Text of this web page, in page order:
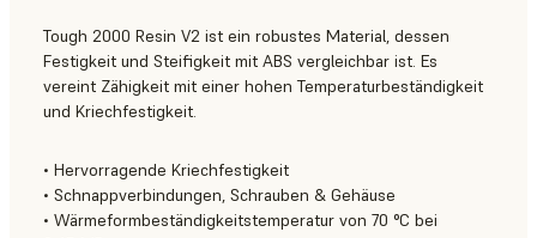
Tough 2000 Resin V2 ist ein robustes Material, dessen
Festigkeit und Steifigkeit mit ABS vergleichbar ist. Es
vereint Zähigkeit mit einer hohen Temperaturbeständigkeit
und Kriechfestigkeit.
• Hervorragende Kriechfestigkeit
• Schnappverbindungen, Schrauben & Gehäuse
• Wärmeformbeständigkeitstemperatur von 70 °C bei